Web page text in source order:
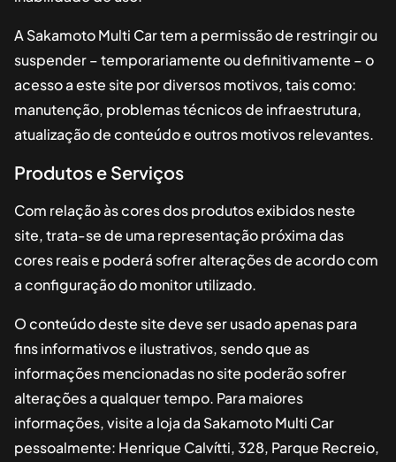
A Sakamoto Multi Cartem a permissão de restringir ou
suspender – temporariamente ou definitivamente – o
acesso a este site por diversos motivos, tais como:
manutenção, problemas técnicos de infraestrutura,
atualização de conteúdo e outros motivos relevantes.
Produtos e Serviços
Com relação às cores dos produtos exibidos neste
site, trata-se de uma representação próxima das
cores reais e poderá sofrer alterações de acordo com
a configuração do monitor utilizado.
O conteúdo deste site deve ser usado apenas para
fins informativos e ilustrativos, sendo que as
informações mencionadas no site poderão sofrer
alterações a qualquer tempo. Para maiores
informações, visite a loja da Sakamoto Multi Car
pessoalmente: Henrique Calvítti, 328, Parque Recreio,